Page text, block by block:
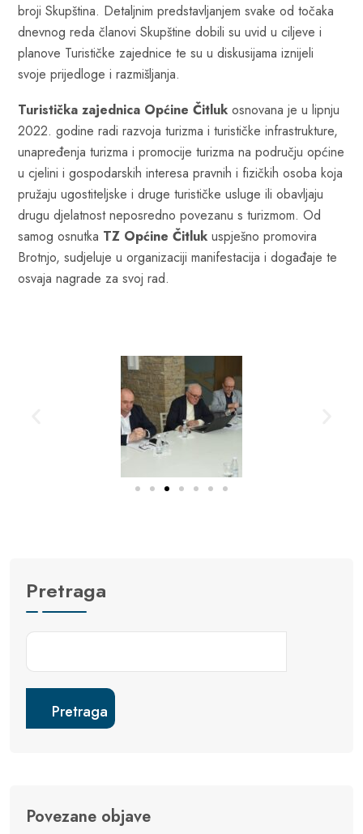
broji Skupština. Detaljnim predstavljanjem svake od točaka
dnevnog reda članovi Skupštine dobili su uvid u ciljeve i
planove Turističke zajednice te su u diskusijama iznijeli
svoje prijedloge i razmišljanja.
Turistička zajednica Općine Čitluk osnovana je u lipnju
2022. godine radi razvoja turizma i turističke infrastrukture,
unapređenja turizma i promocije turizma na području općine
u cjelini i gospodarskih interesa pravnih i fizičkih osoba koja
pružaju ugostiteljske i druge turističke usluge ili obavljaju
drugu djelatnost neposredno povezanu s turizmom. Od
samog osnutka TZ Općine Čitluk uspješno promovira
Brotnjo, sudjeluje u organizaciji manifestacija i događaje te
osvaja nagrade za svoj rad.
Pretraga
Pretraga
Povezane objave